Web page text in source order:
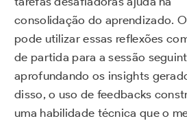
consolidação do aprendizado.
pode utilizar essas reflexões
de partida para a sessão
aprofundando os insights
disso, o uso de feedbacks
uma habilidade técnica que o